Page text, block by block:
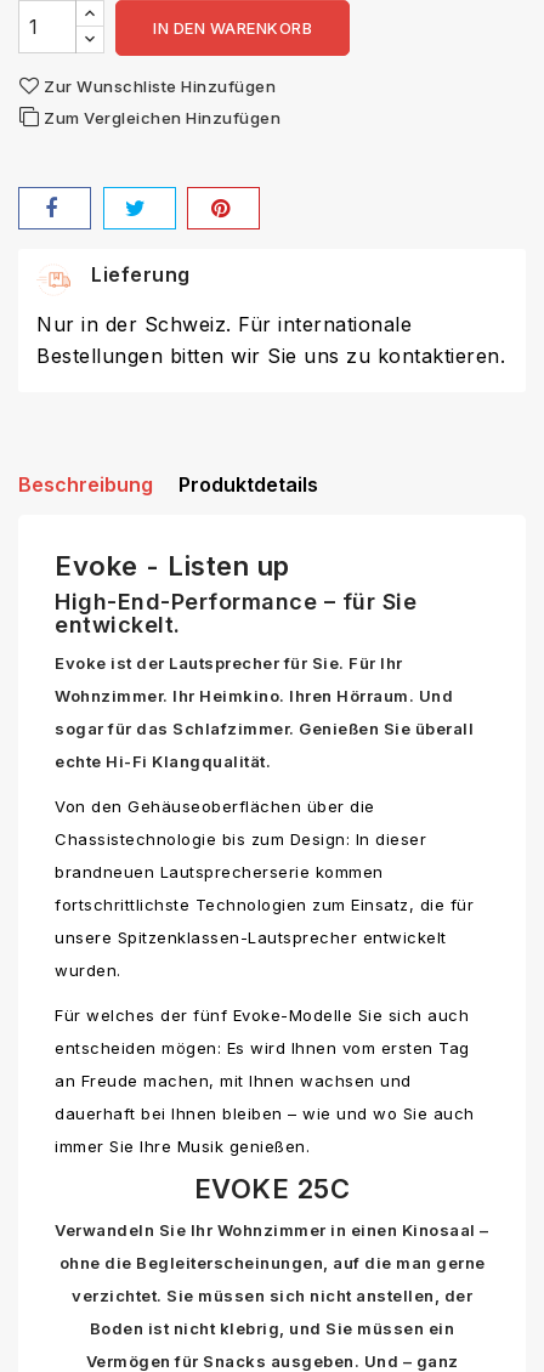
IN DEN WARENKORB
Zur Wunschliste Hinzufügen
Zum Vergleichen Hinzufügen
Lieferung
Nur in der Schweiz. Für internationale
Bestellungen bitten wir Sie uns zu kontaktieren.
Beschreibung Produktdetails
Evoke - Listen up
High-End-Performance – für Sie
entwickelt.
Evoke ist der Lautsprecher für Sie. Für Ihr
Wohnzimmer. Ihr Heimkino. Ihren Hörraum. Und
sogar für das Schlafzimmer. Genießen Sie überall
echte Hi-Fi Klangqualität.
Von den Gehäuseoberflächen über die
Chassistechnologie bis zum Design: In dieser
brandneuen Lautsprecherserie kommen
fortschrittlichste Technologien zum Einsatz, die für
unsere Spitzenklassen-Lautsprecher entwickelt
wurden.
Für welches der fünf Evoke-Modelle Sie sich auch
entscheiden mögen: Es wird Ihnen vom ersten Tag
an Freude machen, mit Ihnen wachsen und
dauerhaft bei Ihnen bleiben – wie und wo Sie auch
immer Sie Ihre Musik genießen.
EVOKE 25C
Verwandeln Sie Ihr Wohnzimmer in einen Kinosaal –
ohne die Begleiterscheinungen, auf die man gerne
verzichtet. Sie müssen sich nicht anstellen, der
Boden ist nicht klebrig, und Sie müssen ein
Vermögen für Snacks ausgeben. Und – ganz